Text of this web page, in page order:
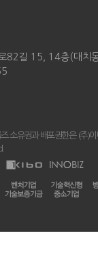
82길 15, 14층(대치
소유권과 배포권한은 (주)